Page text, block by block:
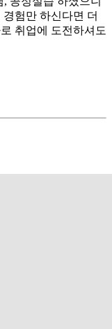
험만 하신다면 더
취업에 도전하셔도